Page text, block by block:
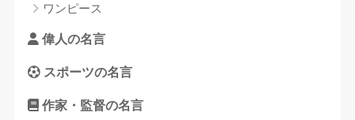
ワンピース
偉人の名言
スポーツの名言
作家・監督の名言